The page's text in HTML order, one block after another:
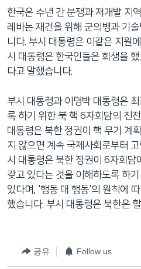
한국은 수년 간 분쟁과 저개발 지
레바논 재건을 위해 군의병과 기
니다. 부시 대통령은 이같은 지원
시 대통령은 한국인들은 희생을
다고 말했습니다.
부시 대통령과 이명박 대통령은
록 하기 위한 북 핵 6자회담의 진
대통령은 북한 정권이 핵 무기 계
지 않으면 계속 국제사회로부터
시 대통령은 북한 정권이 6자회담
갖고 있다는 것을 이해하도록 하
있다며, '행동 대 행동'의 원칙에
했습니다. 부시 대통령은 북한은
공유 Follow us